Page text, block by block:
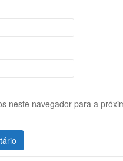
neste navegador para a